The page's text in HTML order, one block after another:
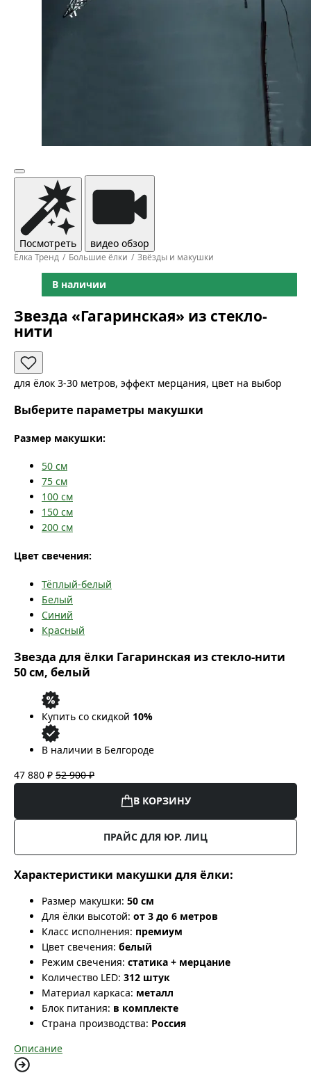
Посмотреть видео обзор
Ёлка Тренд Большие ёлки Звёзды и макушки
В наличии
Звезда «Гагаринская» из стекло-
нити
для ёлок 3-30 метров, эффект мерцания, цвет на выбор
Выберите параметры макушки
Размер макушки:
50 см
75 см
100 см
150 см
200 см
Цвет свечения:
Тёплый-белый
Белый
Синий
Красный
Звезда для ёлки Гагаринская из стекло-нити
50 см, белый
Купить со скидкой 10%
В наличии в Белгороде
47 880 ₽ 52 900 ₽
В КОРЗИНУ
ПРАЙС ДЛЯ ЮР. ЛИЦ
Характеристики макушки для ёлки:
Размер макушки: 50 см
Для ёлки высотой: от 3 до 6 метров
Класс исполнения: премиум
Цвет свечения: белый
Режим свечения: статика + мерцание
Количество LED: 312 штук
Материал каркаса: металл
Блок питания: в комплекте
Страна производства: Россия
Описание